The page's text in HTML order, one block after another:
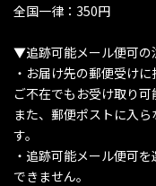
全国一律：350円
▼追跡可能メール便可の
・お届け先の郵便受けに
ご不在でもお受け取り可
また、郵便ポストに入
す。
・追跡可能メール便可
できません。